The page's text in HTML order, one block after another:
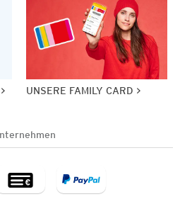
UNSERE FAMILY CARD